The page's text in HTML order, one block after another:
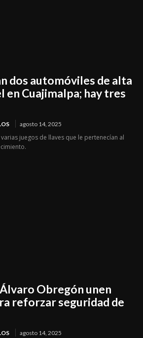
dos automóviles de alta
en Cuajimalpa; hay tres
agosto 14, 2025
juegos de llaves que le pertenecían al
Obregón unen
reforzar seguridad de
agosto 14, 2025